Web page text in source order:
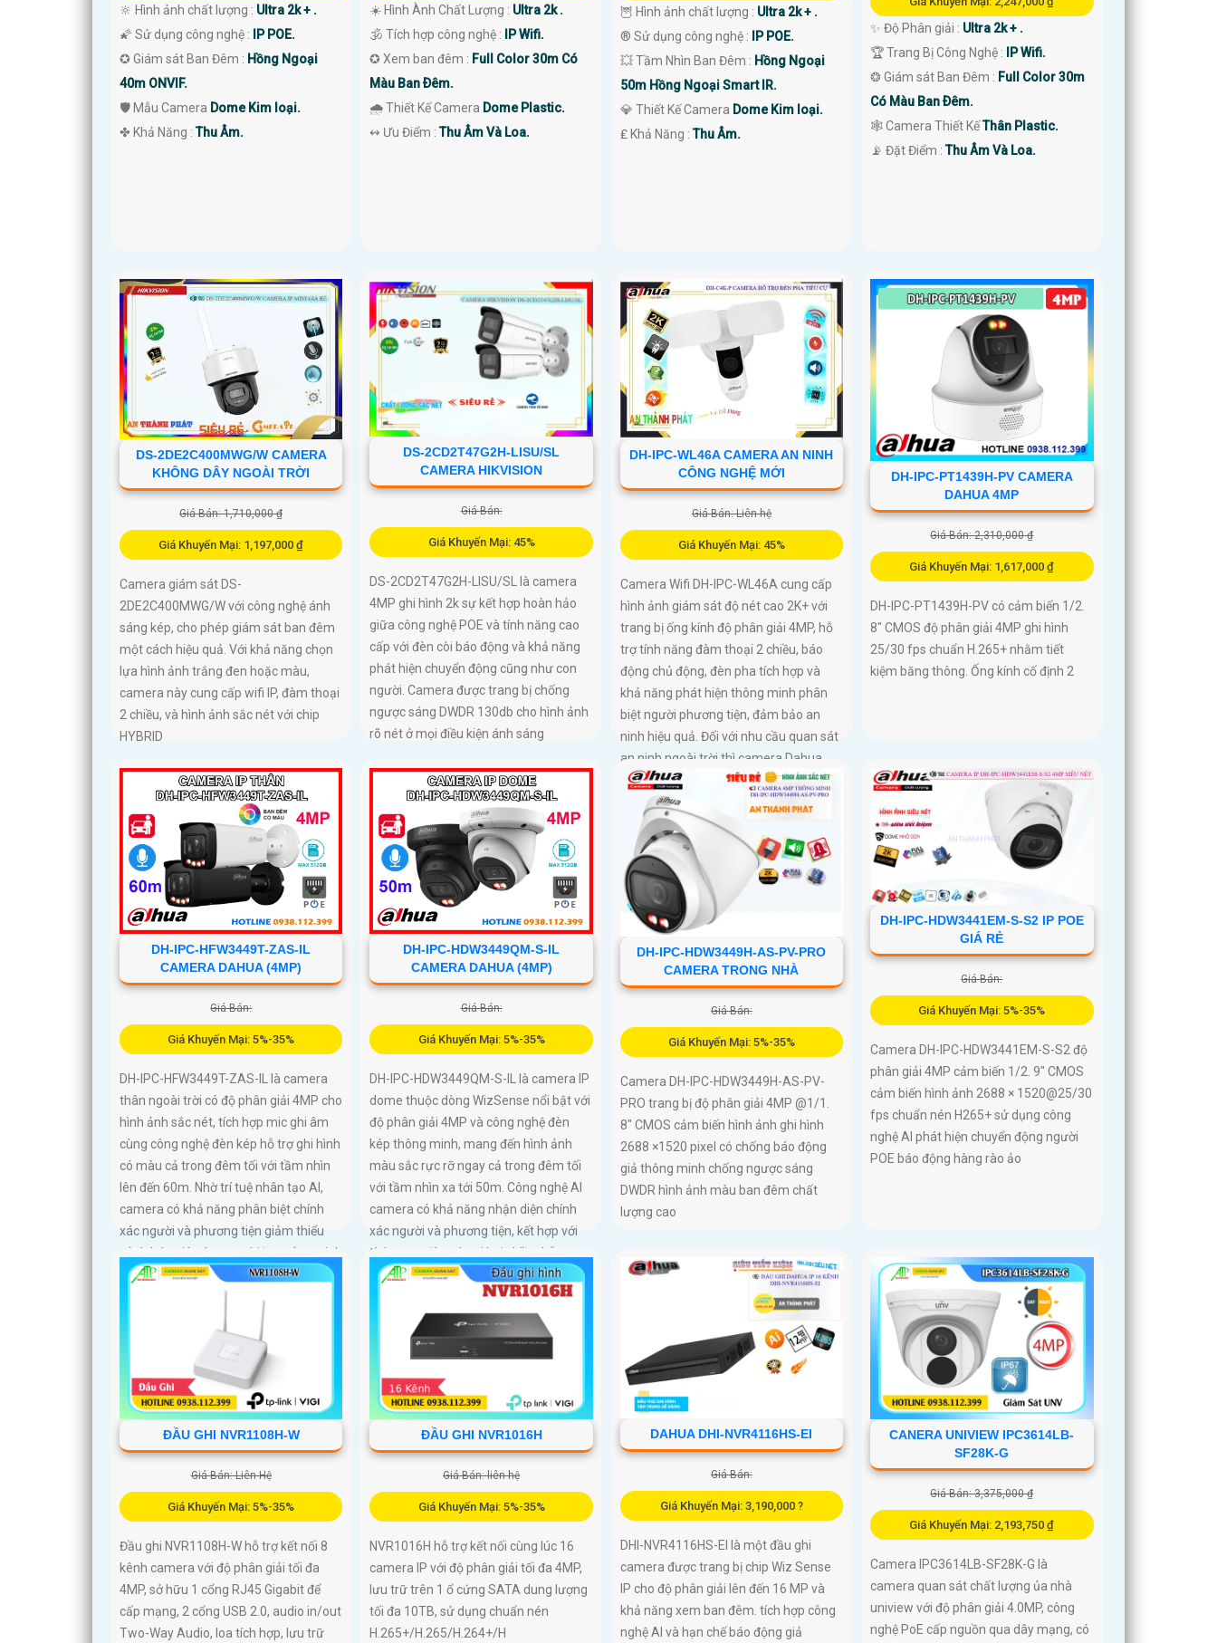
🔆 Hình ảnh chất lượng : Ultra 2k + .
🌠 Sử dụng công nghệ :
IP POE.
✪ Giám sát Ban Đêm : Hồng Ngoại
40m ONVIF.
🛡 Mẫu Camera Dome Kim loại.
️✤ Khả Năng :Thu Âm.
☀️ Hình Ành Chất Lượng : Ultra 2k .
🕉️ Tích hợp công nghệ :
IP Wifi.
✪ Xem ban đêm : Full Color 30m Có
Màu Ban Ðêm.
🌧️ Thiết Kế Camera Dome Plastic.
️↭ Ưu Điểm :Thu Âm Và Loa.
🦉 Hình ảnh chất lượng : Ultra 2k + .
®️ Sử dụng công nghệ :
IP POE.
💥 Tầm Nhìn Ban Đêm : Hồng Ngoại
50m Hồng Ngoại Smart IR.
💎 Thiết Kế Camera Dome Kim loại.
️₤ Khả Năng :Thu Âm.
✨ Độ Phân giải : Ultra 2k + .
🏆 Trang Bị Công Nghệ :
IP Wifi.
❂ Giám sát Ban Đêm : Full Color 30m
Có Màu Ban Ðêm.
🕸️ Camera Thiết KếThân Plastic.
️📡 Đặt Điểm :Thu Âm Và Loa.
DS-2DE2C400MWG/W CAMERA
KHÔNG DÂY NGOÀI TRỜI
Giá Bán: 1,710,000 ₫
Giá Khuyến Mại: 1,197,000 ₫
Camera giám sát DS-
2DE2C400MWG/W với công nghệ ánh
sáng kép, cho phép giám sát ban đêm
một cách hiệu quả. Với khả năng chọn
lựa hình ảnh trắng đen hoặc màu,
camera này cung cấp wifi IP, đàm thoại
2 chiều, và hình ảnh sắc nét với chip
HYBRID
DS-2CD2T47G2H-LISU/SL
CAMERA HIKVISION
Giá Bán:
Giá Khuyến Mại: 45%
DS-2CD2T47G2H-LISU/SL là camera
4MP ghi hình 2k sự kết hợp hoàn hảo
giữa công nghệ POE và tính năng cao
cấp với đèn còi báo động và khả năng
phát hiện chuyển động cũng như con
người. Camera được trang bị chống
ngược sáng DWDR 130db cho hình ảnh
rõ nét ở mọi điều kiện ánh sáng
DH-IPC-WL46A CAMERA AN NINH
CÔNG NGHỆ MỚI
Giá Bán: Liên hệ
Giá Khuyến Mại: 45%
Camera Wifi DH-IPC-WL46A cung cấp
hình ảnh giám sát độ nét cao 2K+ với
trang bị ống kính độ phân giải 4MP, hỗ
trợ tính năng đàm thoại 2 chiều, báo
động chủ động, đèn pha tích hợp và
khả năng phát hiện thông minh phân
biệt người phương tiện, đảm bảo an
ninh hiệu quả. Đối với nhu cầu quan sát
an ninh ngoài trời thì camera Dahua
DH-IPC-WL46A chính là sự lựa chọn vô
cùng phù hợpCamera an ninh không
dây DH-IPC-WL46A là lựa chọn lý tưởng
để bảo vệ ngôi nhà hoặc văn phòng của
bạn
DH-IPC-PT1439H-PV CAMERA
DAHUA 4MP
Giá Bán: 2,310,000 ₫
Giá Khuyến Mại: 1,617,000 ₫
DH-IPC-PT1439H-PV có cảm biến 1/2.
8″ CMOS độ phân giải 4MP ghi hình
25/30 fps chuẩn H.265+ nhằm tiết
kiệm băng thông. Ống kính cố định 2
DH-IPC-HFW3449T-ZAS-IL
CAMERA DAHUA (4MP)
Giá Bán:
Giá Khuyến Mại: 5%-35%
DH-IPC-HFW3449T-ZAS-IL là camera
thân ngoài trời có độ phân giải 4MP cho
hình ảnh sắc nét, tích hợp mic ghi âm
cùng công nghệ đèn kép hỗ trợ ghi hình
có màu cả trong đêm tối với tầm nhìn
lên đến 60m. Nhờ trí tuệ nhân tạo AI,
camera có khả năng phân biệt chính
xác người và phương tiện giảm thiểu
cảnh báo giả nâng cao hiệu quả an ninh
hỗ trợ khe cắm thẻ nhớ 512GB, chuẩn
DH-IPC-HDW3449QM-S-IL
CAMERA DAHUA (4MP)
Giá Bán:
Giá Khuyến Mại: 5%-35%
DH-IPC-HDW3449QM-S-IL là camera IP
dome thuộc dòng WizSense nổi bật với
độ phân giải 4MP và công nghệ đèn
kép thông minh, mang đến hình ảnh
màu sắc rực rỡ ngay cả trong đêm tối
với tầm nhìn xa tới 50m. Công nghệ AI
camera có khả năng nhận diện chính
xác người và phương tiện, kết hợp với
tính năng đàm thoại hai chiều, hỗ trợ
khe thẻ nhớ lên đến 512GB đáp ứng
DH-IPC-HDW3449H-AS-PV-PRO
CAMERA TRONG NHÀ
Giá Bán:
Giá Khuyến Mại: 5%-35%
Camera DH-IPC-HDW3449H-AS-PV-
PRO trang bị độ phân giải 4MP @1/1.
8" CMOS cảm biến hình ảnh ghi hình
2688 ×1520 pixel có chống báo động
giả thông minh chống ngược sáng
DWDR hình ảnh màu ban đêm chất
lượng cao
DH-IPC-HDW3441EM-S-S2 IP POE
GIÁ RẺ
Giá Bán:
Giá Khuyến Mại: 5%-35%
Camera DH-IPC-HDW3441EM-S-S2 độ
phân giải 4MP cảm biến 1/2. 9" CMOS
cảm biến hình ảnh 2688 × 1520@25/30
fps chuẩn nén H265+ sử dụng công
nghệ AI phát hiện chuyển động người
POE báo động hàng rào ảo
ĐẦU GHI NVR1108H-W
Giá Bán: Liên Hệ
Giá Khuyến Mại: 5%-35%
Đầu ghi NVR1108H-W hỗ trợ kết nối 8
kênh camera với độ phân giải tối đa
4MP, sở hữu 1 cổng RJ45 Gigabit để
cấp mạng, 2 cổng USB 2.0, audio in/out
Two-Way Audio, loa tích hợp, lưu trữ
ĐẦU GHI NVR1016H
Giá Bán: liên hệ
Giá Khuyến Mại: 5%-35%
NVR1016H hỗ trợ kết nối cùng lúc 16
camera IP với độ phân giải tối đa 4MP,
lưu trữ trên 1 ổ cứng SATA dung lượng
tối đa 10TB, sử dụng chuẩn nén
H.265+/H.265/H.264+/H
DAHUA DHI-NVR4116HS-EI
Giá Bán:
Giá Khuyến Mại: 3,190,000 ?
DHI-NVR4116HS-EI là một đầu ghi
camera được trang bị chip Wiz Sense
IP cho độ phân giải lên đến 16 MP và
khả năng xem ban đêm. tích hợp công
nghệ AI và hạn chế báo động giả
CANERA UNIVIEW IPC3614LB-
SF28K-G
Giá Bán: 3,375,000 ₫
Giá Khuyến Mại: 2,193,750 ₫
Camera IPC3614LB-SF28K-G là
camera quan sát chất lượng ủa nhà
uniview với độ phân giải 4.0MP, công
nghệ PoE cấp nguồn qua dây mạng, có